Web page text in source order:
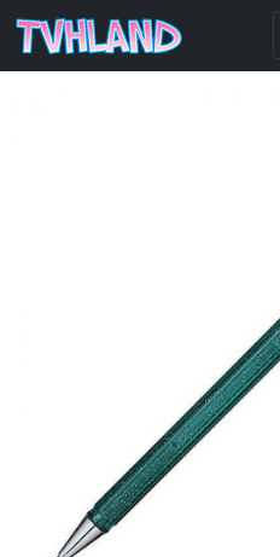
Pentel Hybrid
Bleu Métallique